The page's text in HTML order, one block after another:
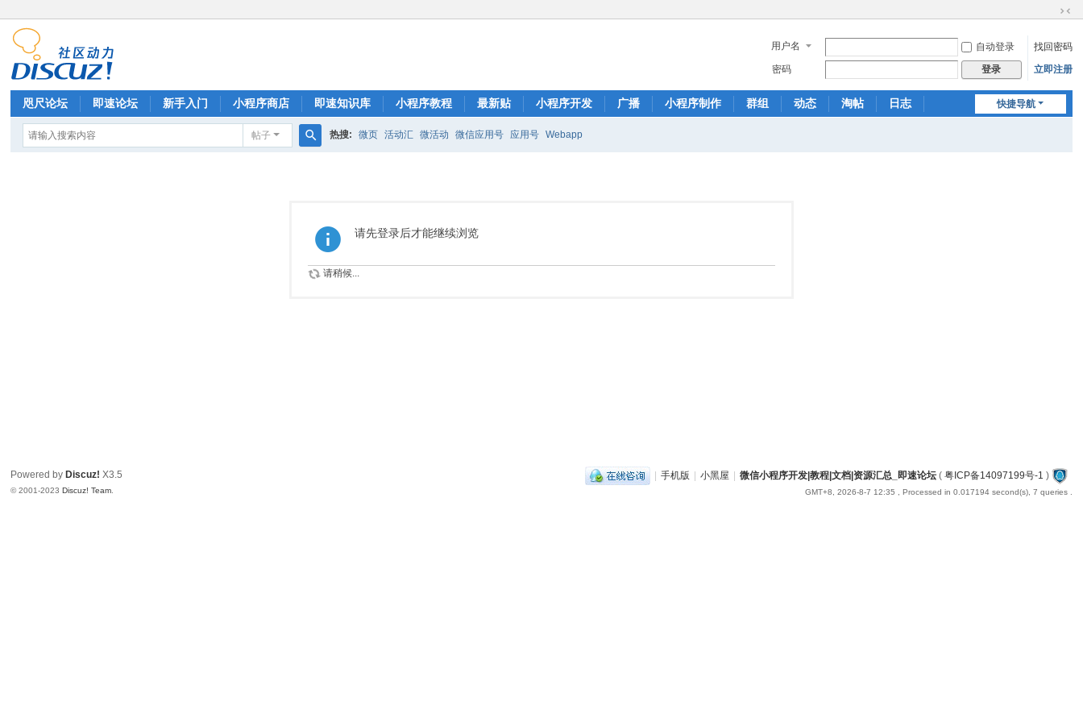
换
到
窄
用户名 自动登录
找回密码
密码
登录 立即注册
快捷导航
咫尺论坛 即速论坛 新手入门 小程序商店 即速知识库 小程序教程 最新贴 小程序开发 广播 小程序制作 群组 动态 淘帖
日志
帖子 热搜: 微页 活动汇 微活动 微信应用号 应用号 Webapp
请先登录后才能继续浏览
请稍候...
| 手机版 | 小黑屋 | 微信小程序开发|教程|文档|资源汇总_即速论坛( 粤ICP备14097199号-1 )
GMT+8, 2026-8-7 12:35 , Processed in 0.017194 second(s), 7 queries .
Powered by Discuz! X3.5
© 2001-2023Discuz! Team